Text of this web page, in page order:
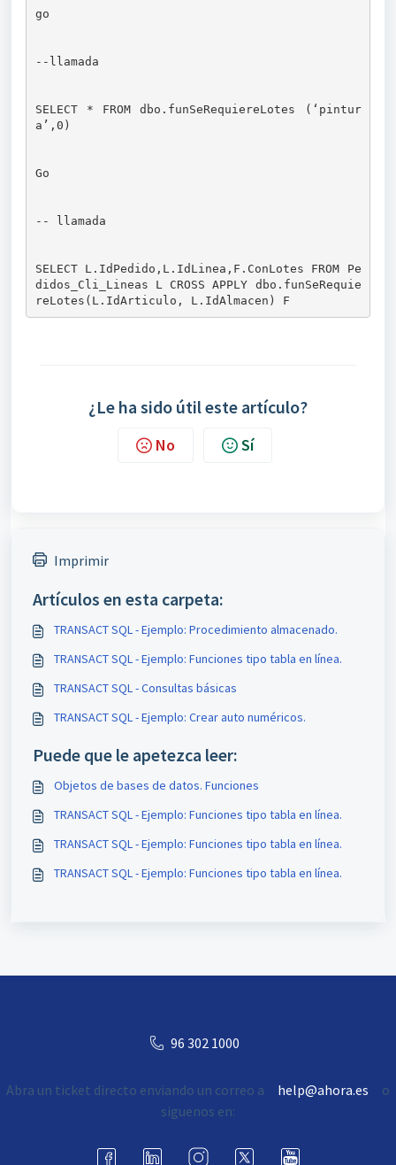
SELECT * FROM dbo.funSeRequiereLotes (‘pintur
SELECT L.IdPedido,L.IdLinea,F.ConLotes FROM Pe
didos_Cli_Lineas L CROSS APPLY dbo.funSeRequie
reLotes(L.IdArticulo, L.IdAlmacen) F
¿Le ha sido útil este artículo?
No Sí
Imprimir
Artículos en esta carpeta:
TRANSACT SQL - Ejemplo: Procedimiento almacenado.
TRANSACT SQL - Ejemplo: Funciones tipo tabla en línea.
TRANSACT SQL - Consultas básicas
TRANSACT SQL - Ejemplo: Crear auto numéricos.
Puede que le apetezca leer:
Objetos de bases de datos. Funciones
TRANSACT SQL - Ejemplo: Funciones tipo tabla en línea.
TRANSACT SQL - Ejemplo: Funciones tipo tabla en línea.
TRANSACT SQL - Ejemplo: Funciones tipo tabla en línea.
96 302 1000
Abra un ticket directo enviando un correo a help@ahora.es
o
siguenos en: